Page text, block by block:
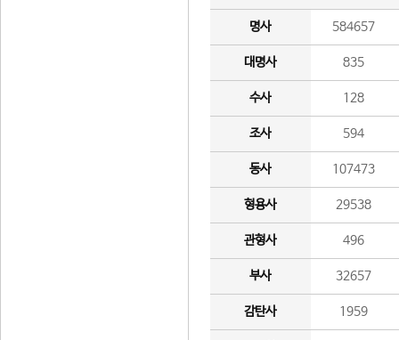
명사 584657
대명사 835
수사 128
조사 594
동사 107473
형용사 29538
관형사 496
부사 32657
감탄사 1959